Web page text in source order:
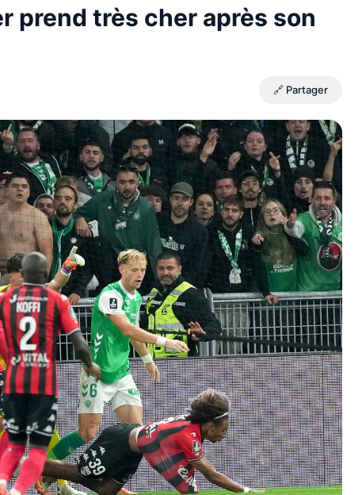
prend très cher après son
🔗 Partager